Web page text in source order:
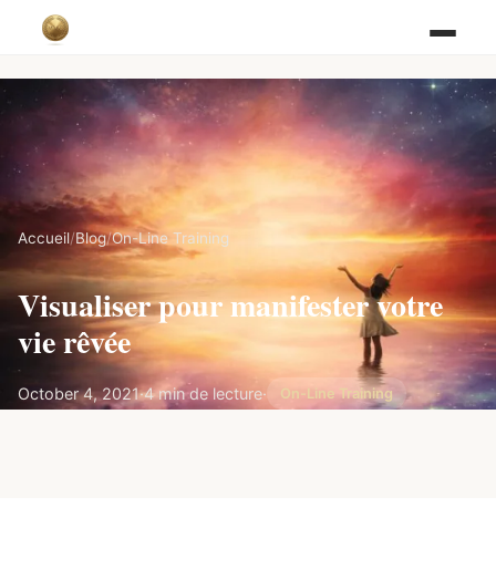
Accueil/Blog/On-Line Training
Visualiser pour manifester votre
vie rêvée
October 4, 2021·4 min de lecture· On-Line Training